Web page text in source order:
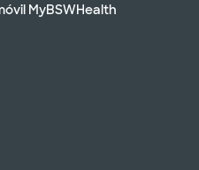
MyBSWHealth